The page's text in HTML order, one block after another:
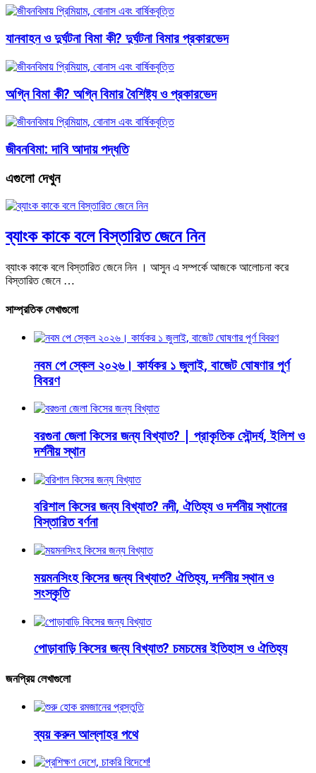
যানবাহন ও দুর্ঘটনা বিমা কী? দুর্ঘটনা বিমার প্রকারভেদ
অগ্নি বিমা কী? অগ্নি বিমার বৈশিষ্ট্য ও প্রকারভেদ
জীবনবিমা: দাবি আদায় পদ্ধতি
এগুলো দেখুন
ব্যাংক কাকে বলে বিস্তারিত জেনে নিন
ব্যাংক কাকে বলে বিস্তারিত জেনে নিন । আসুন এ সম্পর্কে আজকে আলোচনা করে
বিস্তারিত জেনে …
সাম্প্রতিক লেখাগুলো
নবম পে স্কেল ২০২৬। কার্যকর ১ জুলাই, বাজেট ঘোষণার পূর্ণ
বিবরণ
বরগুনা জেলা কিসের জন্য বিখ্যাত? | প্রাকৃতিক সৌন্দর্য, ইলিশ ও
দর্শনীয় স্থান
বরিশাল কিসের জন্য বিখ্যাত? নদী, ঐতিহ্য ও দর্শনীয় স্থানের
বিস্তারিত বর্ণনা
ময়মনসিংহ কিসের জন্য বিখ্যাত? ঐতিহ্য, দর্শনীয় স্থান ও
সংস্কৃতি
পোড়াবাড়ি কিসের জন্য বিখ্যাত? চমচমের ইতিহাস ও ঐতিহ্য
জনপ্রিয় লেখাগুলো
ব্যয় করুন আল্লাহর পথে